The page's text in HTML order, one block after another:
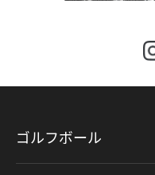
ゴルフボール